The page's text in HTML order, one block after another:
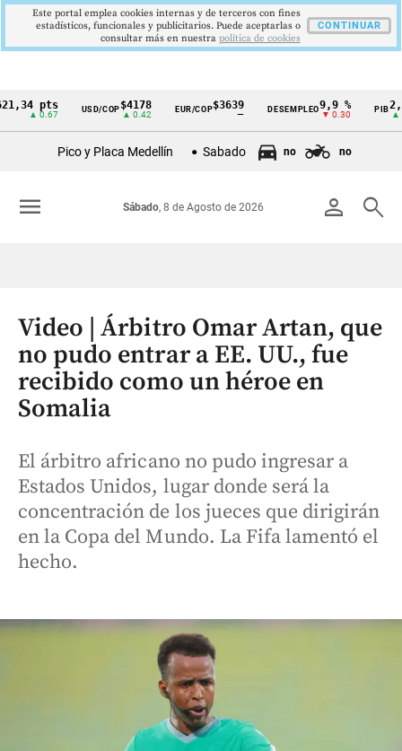
Cintillo
Colombia
pts
▲ 0.67
USD/COP$4178
▲ 0.42
EUR/COP$3639 DESEMPLEO9,9 %
▼ 0.30
2,8 %
▲ 0.10
Pico y Placa Medellín Sabado no no
person search
Sábado, 8 de Agosto de 2026
menu
Video | Árbitro Omar Artan, que
no pudo entrar a EE. UU., fue
recibido como un héroe en
Somalia
El árbitro africano no pudo ingresar a
Estados Unidos, lugar donde será la
concentración de los jueces que dirigirán
en la Copa del Mundo. La Fifa lamentó el
hecho.
Este portal emplea cookies internas y de terceros con fines
estadísticos, funcionales y publicitarios. Puede aceptarlas o
consultar más en nuestra politica de cookies
CONTINUAR